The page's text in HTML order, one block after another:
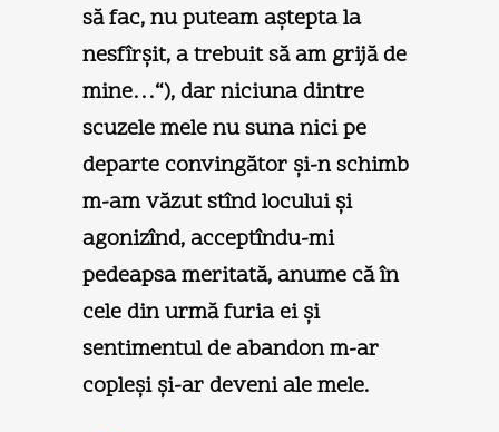
să fac, nu puteam aştepta la
nesfîrşit, a trebuit să am grijă de
mine…“), dar niciuna dintre
scuzele mele nu suna nici pe
departe convingător şi-n schimb
m-am văzut stînd locului şi
agonizînd, acceptîndu-mi
pedeapsa meritată, anume că în
cele din urmă furia ei şi
sentimentul de abandon m-ar
copleşi şi-ar deveni ale mele.